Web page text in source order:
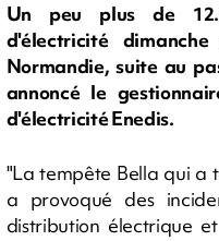
Un peu plus de
d'électricité
Normandie, suite au
annoncé le
d'électricité Enedis.
"La tempête Bella qui a
a provoqué des
distribution électrique